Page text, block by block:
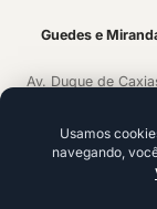
Guedes e
Av. Duque de
Plataforma de
Ideal para
Usamos
navegando,